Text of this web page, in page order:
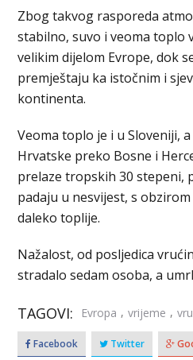
Zbog takvog rasporeda
stabilno, suvo i veoma toplo
velikim dijelom Evrope, dok
premještaju ka istočnim i
kontinenta.
Veoma toplo je i u Sloveniji,
Hrvatske preko Bosne i
prelaze tropskih 30 stepeni,
padaju u nesvijest, s
daleko toplije.
Nažalost, od posljedica
stradalo sedam osoba, a
TAGOVI: Evropa , vrijeme ,
Facebook Twitter